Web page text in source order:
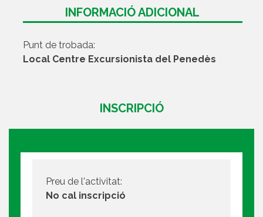
INFORMACIÓ ADICIONAL
Punt de trobada:
Local Centre Excursionista del Penedès
INSCRIPCIÓ
Preu de l'activitat:
No cal inscripció